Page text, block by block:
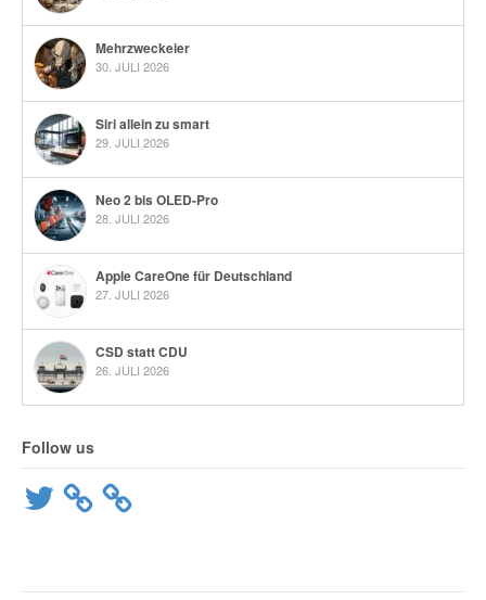
Mehrzweckeier
30. JULI 2026
Siri allein zu smart
29. JULI 2026
Neo 2 bis OLED-Pro
28. JULI 2026
Apple CareOne für Deutschland
27. JULI 2026
CSD statt CDU
26. JULI 2026
Follow us
Twitter